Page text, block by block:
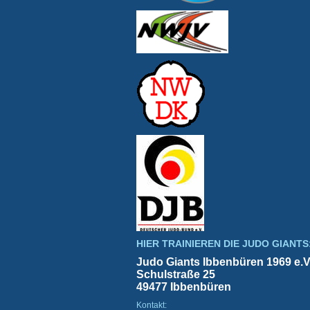
HIER TRAINIEREN DIE JUDO
Judo Giants Ibbenbüren 1969
Schulstraße 25
49477 Ibbenbüren
Kontakt: